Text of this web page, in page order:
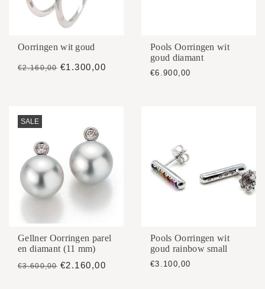
Oorringen wit goud
€2.160,00 €1.300,00
Pools Oorringen wit
goud diamant
€6.900,00
SALE
Gellner Oorringen parel
en diamant (11 mm)
€3.600,00 €2.160,00
Pools Oorringen wit
goud rainbow small
€3.100,00